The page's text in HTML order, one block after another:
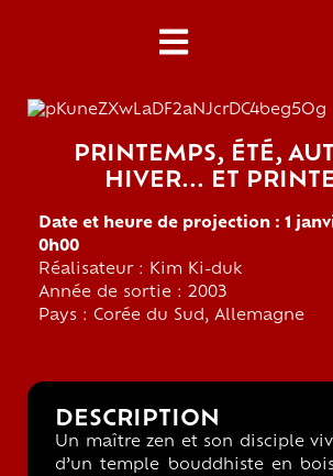
PRINTEMPS, ÉTÉ,
HIVER... ET
Date et heure de projection : 1
0h00
Réalisateur : Kim Ki-duk
Année de sortie : 2003
Pays : Corée du Sud, Allemagne
DESCRIPTION
Un maître zen et son disciple
d’un temple bouddhiste en